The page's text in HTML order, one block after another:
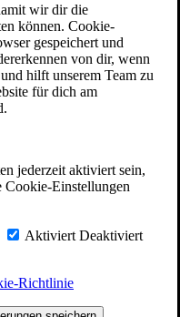
wir dir die
können. Cookie-
gespeichert und
von dir, wenn
hilft unserem Team zu
für dich am
jederzeit aktiviert sein,
Einstellungen
Aktiviert Deaktiviert
Richtlinie